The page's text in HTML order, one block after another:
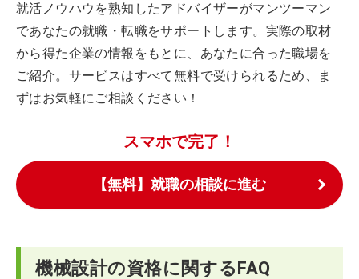
就活ノウハウを熟知したアドバイザーがマンツーマン
であなたの就職・転職をサポートします。実際の取材
から得た企業の情報をもとに、あなたに合った職場を
ご紹介。サービスはすべて無料で受けられるため、ま
ずはお気軽にご相談ください！
スマホで完了！
【無料】就職の相談に進む
機械設計の資格に関するFAQ